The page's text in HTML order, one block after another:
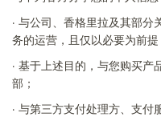
· 与公司、香格里拉及其部分
务的运营，且仅以必要为前提
· 基于上述目的，与您购买产
部；
· 与第三方支付处理方、支付